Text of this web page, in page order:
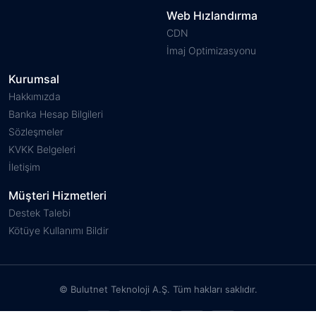
Web Hızlandırma
CDN
İmaj Optimizasyonu
Kurumsal
Hakkımızda
Banka Hesap Bilgileri
Sözleşmeler
KVKK Belgeleri
İletişim
Müşteri Hizmetleri
Destek Talebi
Kötüye Kullanımı Bildir
© Bulutnet Teknoloji A.Ş. Tüm hakları saklıdır.